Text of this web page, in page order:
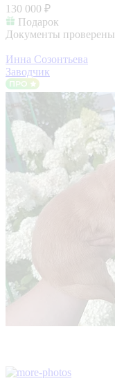
130 000 ₽
Подарок
Документы проверены
Инна Созонтьева
Заводчик